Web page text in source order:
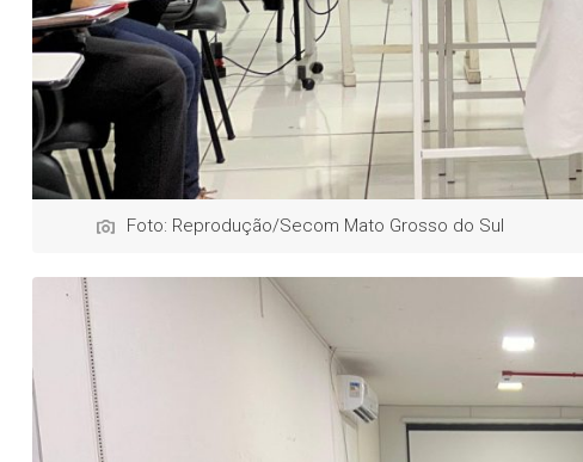
Foto: Reprodução/Secom Mato Grosso do Sul